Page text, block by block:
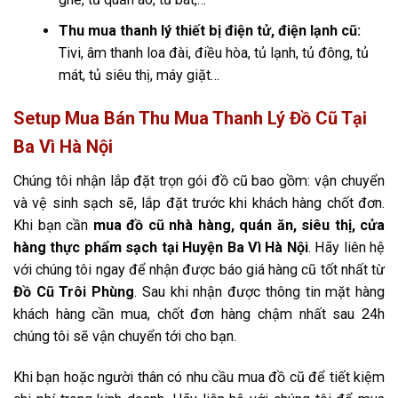
Thu mua thanh lý thiết bị điện tử, điện lạnh cũ:
Tivi, âm thanh loa đài, điều hòa, tủ lạnh, tủ đông, tủ
mát, tủ siêu thị, máy giặt…
Setup Mua Bán Thu Mua Thanh Lý Đồ Cũ Tại
Ba Vì Hà Nội
Chúng tôi nhận lắp đặt trọn gói đồ cũ bao gồm: vận chuyển
và vệ sinh sạch sẽ, lắp đặt trước khi khách hàng chốt đơn.
Khi bạn cần mua đồ cũ nhà hàng, quán ăn, siêu thị, cửa
hàng thực phẩm sạch tại Huyện Ba Vì Hà Nội. Hãy liên hệ
với chúng tôi ngay để nhận được báo giá hàng cũ tốt nhất từ
Đồ Cũ Trôi Phùng. Sau khi nhận được thông tin mặt hàng
khách hàng cần mua, chốt đơn hàng chậm nhất sau 24h
chúng tôi sẽ vận chuyển tới cho bạn.
Khi bạn hoặc người thân có nhu cầu mua đồ cũ để tiết kiệm